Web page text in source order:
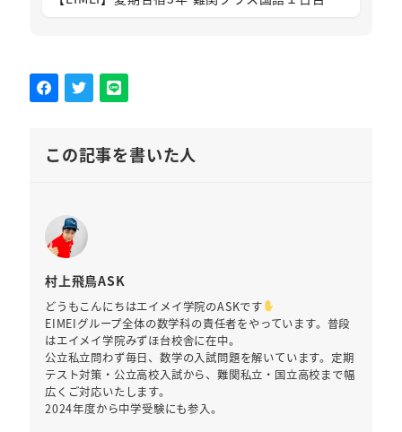
この記事を書いた人
村上飛鳥ASK
どうもこんにちはエイメイ学院のASKです
EIMEIグループ全体の数学科の責任者をやっています。普段
はエイメイ学院みずほ台校舎に在中。
公立私立問わず毎日、数学の入試問題を解いています。定期
テスト対策・公立高校入試から、難関私立・国立高校まで幅
広くご対応いたします。
2024年度から中学受験にも参入。